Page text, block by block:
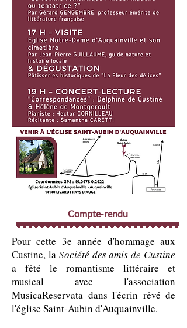
Compte-rendu
Pour cette 3e année d'hommage aux
Custine, la Société des amis de Custine
a fêté le romantisme littéraire et
musical avec l'association
MusicaReservata dans l'écrin rêvé de
l'église Saint-Aubin d'Auquainville.